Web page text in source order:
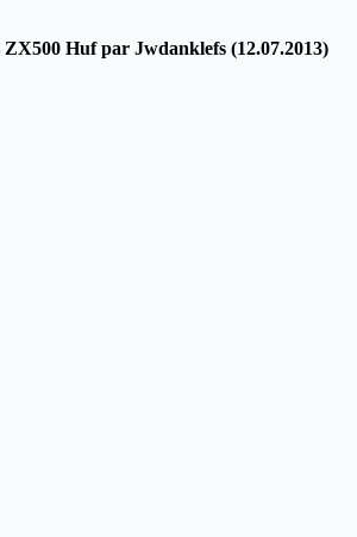
ZX500 Huf par Jwdanklefs (12.07.2013)